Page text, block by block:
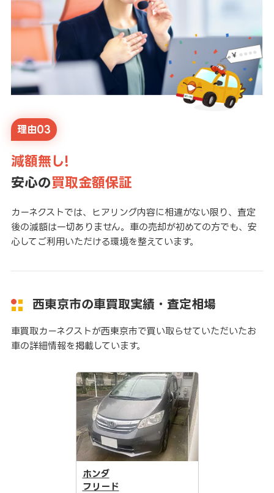
理由03
減額無し!
安心の買取金額保証
カーネクストでは、ヒアリング内容に相違がない限り、査定
後の減額は一切ありません。車の売却が初めての方でも、安
心してご利用いただける環境を整えています。
西東京市の車買取実績・査定相場
車買取カーネクストが西東京市で買い取らせていただいたお
車の詳細情報を掲載しています。
ホンダ
フリード